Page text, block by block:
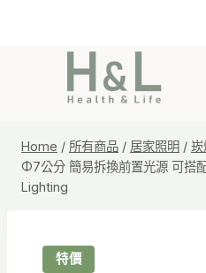
Home / 所有商品 / 居家照明 / 崁
Φ7公分 簡易拆換前置光源 可搭
Lighting
特價